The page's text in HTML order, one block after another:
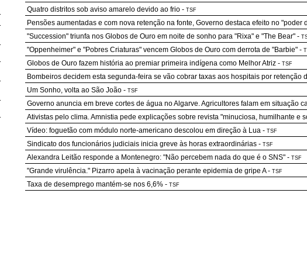
Quatro distritos sob aviso amarelo devido ao frio - TSF
Pensões aumentadas e com nova retenção na fonte, Governo destaca efeito no "poder
"Succession" triunfa nos Globos de Ouro em noite de sonho para "Rixa" e "The Bear" -
"Oppenheimer" e "Pobres Criaturas" vencem Globos de Ouro com derrota de "Barbie" -
Globos de Ouro fazem história ao premiar primeira indígena como Melhor Atriz - TSF
Bombeiros decidem esta segunda-feira se vão cobrar taxas aos hospitais por retenção
Um Sonho, volta ao São João - TSF
Governo anuncia em breve cortes de água no Algarve. Agricultores falam em situação
Ativistas pelo clima. Amnistia pede explicações sobre revista "minuciosa, humilhante e
Vídeo: foguetão com módulo norte-americano descolou em direção à Lua - TSF
Sindicato dos funcionários judiciais inicia greve às horas extraordinárias - TSF
Alexandra Leitão responde a Montenegro: "Não percebem nada do que é o SNS" - TSF
"Grande virulência." Pizarro apela à vacinação perante epidemia de gripe A- TSF
Taxa de desemprego mantém-se nos 6,6% - TSF